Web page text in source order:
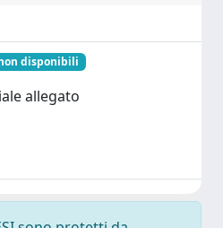
disponibili
allegato